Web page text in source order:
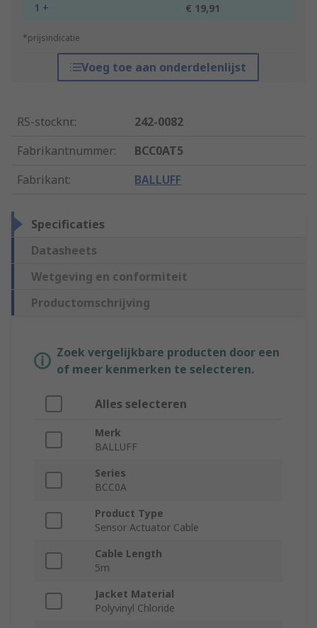
1 + € 19,91
*prijsindicatie
Voeg toe aan onderdelenlijst
RS-stocknr.:
242-0082
Fabrikantnummer:
BCC0AT5
Fabrikant: BALLUFF
Specificaties
Datasheets
Wetgeving en conformiteit
Productomschrijving
Zoek vergelijkbare producten door een
of meer kenmerken te selecteren.
Alles selecteren
Merk
BALLUFF
Series
BCC0A
Product Type
Sensor Actuator Cable
Cable Length
5m
Jacket Material
Polyvinyl Chloride